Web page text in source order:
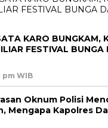
KARO BUNGKAM,
FESTIVAL BUNGA
pm WIB
Oknum Polisi
Mengapa Kapolres